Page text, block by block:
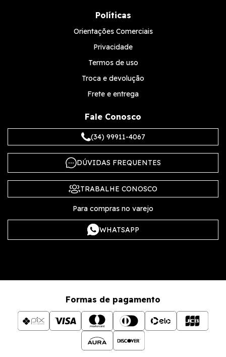
Políticas
Orientações Comerciais
Privacidade
Termos de uso
Troca e devolução
Frete e entrega
Fale Conosco
(34) 99911-4067
DÚVIDAS FREQUENTES
TRABALHE CONOSCO
Para compras no varejo
WHATSAPP
Formas de pagamento